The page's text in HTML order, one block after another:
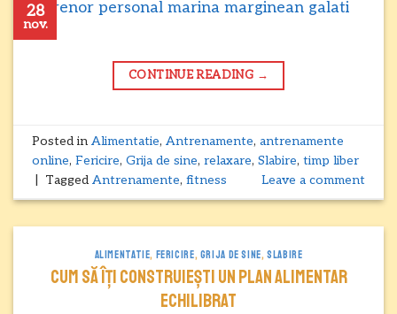
28
nov.
CONTINUE READING →
Posted inAlimentatie,Antrenamente,antrenamente
online,Fericire,Grija de sine,relaxare,Slabire,timp liber
TaggedAntrenamente,fitness Leave a comment
ALIMENTATIE, FERICIRE,GRIJA DE SINE,SLABIRE
Cum să îți construiești un plan alimentar
echilibrat